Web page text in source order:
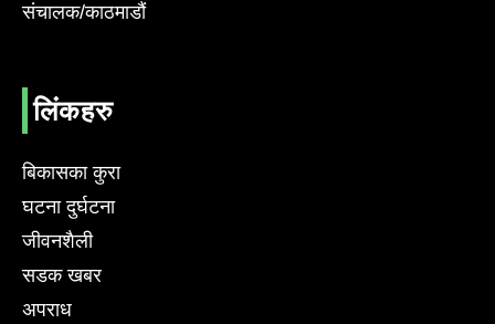
संचालक/काठमाडौं
लिंकहरु
बिकासका कुरा
घटना दुर्घटना
जीवनशैली
सडक खबर
अपराध